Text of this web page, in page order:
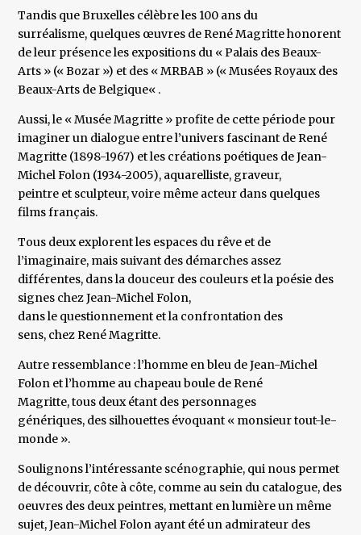
Tandis que Bruxelles célèbre les 100 ans du
surréalisme, quelques œuvres de René Magritte honorent
de leur présence les expositions du « Palais des Beaux-
Arts » (« Bozar ») et des « MRBAB » (« Musées Royaux des
Beaux-Arts de Belgique« .
Aussi, le « Musée Magritte » profite de cette période pour
imaginer un dialogue entre l’univers fascinant de René
Magritte (1898-1967) et les créations poétiques de Jean-
Michel Folon (1934-2005), aquarelliste, graveur,
peintre et sculpteur, voire même acteur dans quelques
films français.
Tous deux explorent les espaces du rêve et de
l’imaginaire, mais suivant des démarches assez
différentes, dans la douceur des couleurs et la poésie des
signes chez Jean-Michel Folon,
dans le questionnement et la confrontation des
sens, chez René Magritte.
Autre ressemblance : l’homme en bleu de Jean-Michel
Folon et l’homme au chapeau boule de René
Magritte, tous deux étant des personnages
génériques, des silhouettes évoquant « monsieur tout-le-
monde ».
Soulignons l’intéressante scénographie, qui nous permet
de découvrir, côte à côte, comme au sein du catalogue, des
oeuvres des deux peintres, mettant en lumière un même
sujet, Jean-Michel Folon ayant été un admirateur des